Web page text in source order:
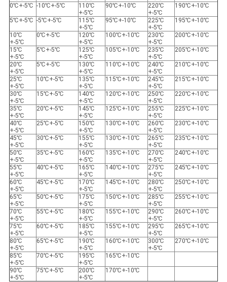
0℃+-5℃ -10℃+-5℃
110℃
+-5℃
90℃+-10℃
220℃
+-5℃
190℃+-10℃
5℃+-5℃ -5℃+-5℃
115℃
+-5℃
95℃+-10℃
225℃
+-5℃
195℃+-10℃
10℃
+-5℃
0℃+-5℃
120℃
+-5℃
100℃+-10℃
230℃
+-5℃
200℃+-10℃
15℃
+-5℃
5℃+-5℃
125℃
+-5℃
105℃+-10℃
235℃
+-5℃
205℃+-10℃
20℃
+-5℃
5℃+-5℃
130℃
+-5℃
110℃+-10℃
240℃
+-5℃
210℃+-10℃
25℃
+-5℃
10℃+-5℃
135℃
+-5℃
115℃+-10℃
245℃
+-5℃
215℃+-10℃
30℃
+-5℃
15℃+-5℃
140℃
+-5℃
120℃+-10℃
250℃
+-5℃
220℃+-10℃
35℃
+-5℃
20℃+-5℃
145℃
+-5℃
125℃+-10℃
255℃
+-5℃
225℃+-10℃
40℃
+-5℃
25℃+-5℃
150℃
+-5℃
130℃+-10℃
260℃
+-5℃
230℃+-10℃
45℃
+-5℃
30℃+-5℃
155℃
+-5℃
130℃+-10℃
265℃
+-5℃
235℃+-10℃
50℃
+-5℃
35℃+-5℃
160℃
+-5℃
135℃+-10℃
270℃
+-5℃
240℃+-10℃
55℃
+-5℃
40℃+-5℃
165℃
+-5℃
140℃+-10℃
275℃
+-5℃
245℃+-10℃
60℃
+-5℃
45℃+-5℃
170℃
+-5℃
145℃+-10℃
280℃
+-5℃
250℃+-10℃
65℃
+-5℃
50℃+-5℃
175℃
+-5℃
150℃+-10℃
285℃
+-5℃
255℃+-10℃
70℃
+-5℃
55℃+-5℃
180℃
+-5℃
155℃+-10℃
290℃
+-5℃
260℃+-10℃
75℃
+-5℃
60℃+-5℃
185℃
+-5℃
155℃+-10℃
295℃
+-5℃
265℃+-10℃
80℃
+-5℃
65℃+-5℃
190℃
+-5℃
160℃+-10℃
300℃
+-5℃
270℃+-10℃
85℃
+-5℃
70℃+-5℃
195℃
+-5℃
165℃+-10℃
90℃
+-5℃
75℃+-5℃
200℃
+-5℃
170℃+-10℃